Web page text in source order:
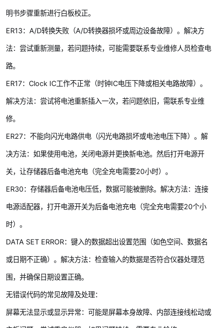
明书步骤重新进行白板校正。
ER13：A/D转换失败（A/D转换器损坏或周边设备故障）。解决方
法：尝试重新测量，若问题持续，可能需要联系专业维修人员检查电
路。
ER17：Clock IC工作不正常（时钟IC电压下降或相关电路故障）。
解决方法：尝试将电池重新插入一次，若问题依旧，需联系专业维
修。
ER27：不能向闪光电路供电（闪光电路损坏或电池电压下降）。解
决方法：如果使用电池，关闭电源并更换新电池。然后打开电源开
关，让存储器后备电池充电（完全充电需要20小时）。
ER30：存储器后备电池电压低，数据可能被删除。解决方法：连接
电源适配器，打开电源开关为后备电池充电（完全充电需要20个小
时）。
DATA SET ERROR：键入的数据超出设置范围（如色空间、数据名
或日期不正确）。解决方法：检查输入的数据是否符合仪器处理范
围，并确保日期设置正确。
无错误代码的常见故障及处理：
屏幕无法显示或显示异常：可能是屏幕本身故障、内部连接线松动或